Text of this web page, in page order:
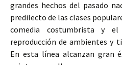
grandes hechos del pasado
predilecto de las clases
comedia costumbrista y
reproducción de ambientes y
En esta línea alcanzan gran